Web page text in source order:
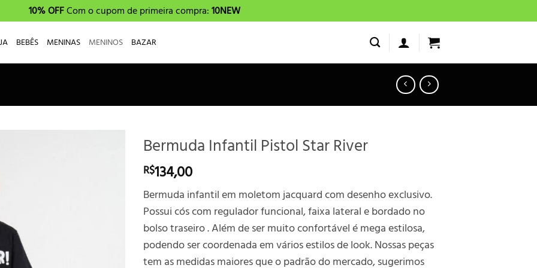
10% OFFCom o cupom de primeira compra:10NEW
BEBÊS MENINAS MENINOS BAZAR
Bermuda Infantil Pistol Star River
R$134,00
Bermuda infantil em moletom jacquard com desenho exclusivo.
Possui cós com regulador funcional, faixa lateral e bordado no
bolso traseiro . Além de ser muito confortável é mega estilosa,
podendo ser coordenada em vários estilos de look. Nossas peças
tem as medidas maiores que o padrão do mercado, sugerimos